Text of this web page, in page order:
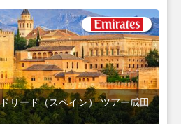
リード（スペイン） ツアー成田